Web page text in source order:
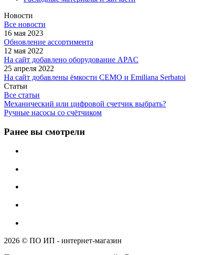
Новости
Все новости
16 мая 2023
Обновление ассортимента
12 мая 2022
На сайт добавлено оборудование APAC
25 апреля 2022
На сайт добавлены ёмкости CEMO и Emiliana Serbatoi
Статьи
Все статьи
Механический или цифровой счетчик выбрать?
Ручные насосы со счётчиком
Ранее вы смотрели
2026 © ПО ИП - интернет-магазин